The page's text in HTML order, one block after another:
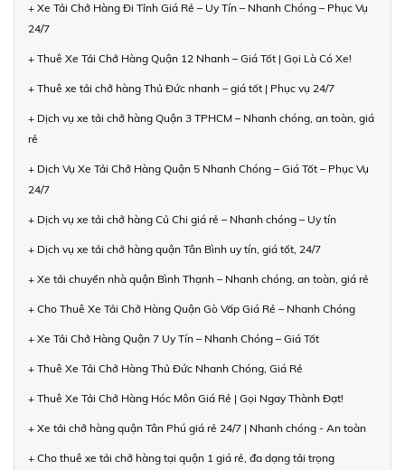
+ Xe Tải Chở Hàng Đi Tỉnh Giá Rẻ – Uy Tín – Nhanh Chóng – Phục Vụ
24/7
+ Thuê Xe Tải Chở Hàng Quận 12 Nhanh – Giá Tốt | Gọi Là Có Xe!
+ Thuê xe tải chở hàng Thủ Đức nhanh – giá tốt | Phục vụ 24/7
+ Dịch vụ xe tải chở hàng Quận 3 TPHCM – Nhanh chóng, an toàn, giá
rẻ
+ Dịch Vụ Xe Tải Chở Hàng Quận 5 Nhanh Chóng – Giá Tốt – Phục Vụ
24/7
+ Dịch vụ xe tải chở hàng Củ Chi giá rẻ – Nhanh chóng – Uy tín
+ Dịch vụ xe tải chở hàng quận Tân Bình uy tín, giá tốt, 24/7
+ Xe tải chuyển nhà quận Bình Thạnh – Nhanh chóng, an toàn, giá rẻ
+ Cho Thuê Xe Tải Chở Hàng Quận Gò Vấp Giá Rẻ – Nhanh Chóng
+ Xe Tải Chở Hàng Quận 7 Uy Tín – Nhanh Chóng – Giá Tốt
+ Thuê Xe Tải Chở Hàng Thủ Đức Nhanh Chóng, Giá Rẻ
+ Thuê Xe Tải Chở Hàng Hóc Môn Giá Rẻ | Gọi Ngay Thành Đạt!
+ Xe tải chở hàng quận Tân Phú giá rẻ 24/7 | Nhanh chóng - An toàn
+ Cho thuê xe tải chở hàng tại quận 1 giá rẻ, đa dạng tải trọng